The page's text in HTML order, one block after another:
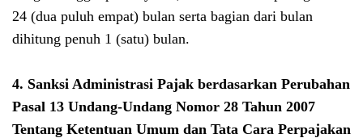
24 (dua puluh empat) bulan serta bagian dari bulan
dihitung penuh 1 (satu) bulan.
4. Sanksi Administrasi Pajak berdasarkan Perubahan
Pasal 13 Undang-Undang Nomor 28 Tahun 2007
Tentang Ketentuan Umum dan Tata Cara Perpajakan